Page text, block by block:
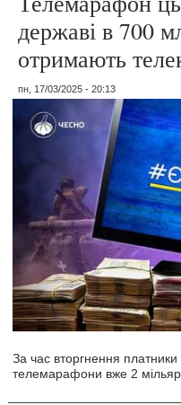
державі в 700
отримають
пн, 17/03/2025 - 20:13
За час вторгнення платники
телемарафони вже 2